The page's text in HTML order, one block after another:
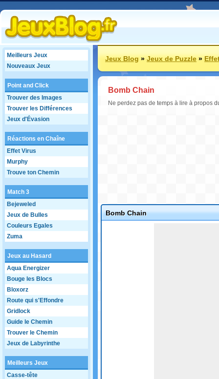
Meilleurs Jeux
Nouveaux Jeux
Point and Click
Trouver des Images
Trouver les Différences
Jeux d'Évasion
Réactions en Chaîne
Effet Virus
Murphy
Trouve ton Chemin
Match 3
Bejeweled
Jeux de Bulles
Couleurs Egales
Zuma
Jeux au Hasard
Aqua Energizer
Bouge les Blocs
Bloxorz
Route qui s'Effondre
Gridlock
Guide le Chemin
Trouver le Chemin
Jeux de Labyrinthe
Meilleurs Jeux
Casse-tête
Jeux Blog»Jeux de Puzzle»
Bomb Chain
Ne perdez pas de temps à lire à propos
Bomb Chain